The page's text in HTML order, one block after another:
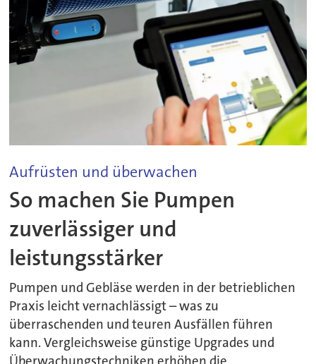
Aufrüsten und überwachen
So machen Sie Pumpen
zuverlässiger und
leistungsstärker
Pumpen und Gebläse werden in der betrieblichen
Praxis leicht vernachlässigt – was zu
überraschenden und teuren Ausfällen führen
kann. Vergleichsweise günstige Upgrades und